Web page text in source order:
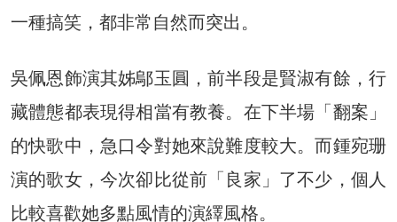
一種搞笑，都非常自然而突出。
吳佩恩飾演其姊鄔玉圓，前半段是賢淑有餘，行
藏體態都表現得相當有教養。在下半場「翻案」
的快歌中，急口令對她來說難度較大。而鍾宛珊
演的歌女，今次卻比從前「良家」了不少，個人
比較喜歡她多點風情的演繹風格。